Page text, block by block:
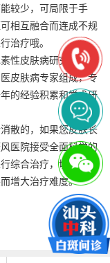
较少，可局限于手
相互融合而连成不规
治疗哦。
性皮肤病研究协会会
皮肤病专家组成，专
的经验积累和学术研
散的，如果您皮肤长
医院接受全面科学的
综合治疗，切勿自行
增大治疗难度。